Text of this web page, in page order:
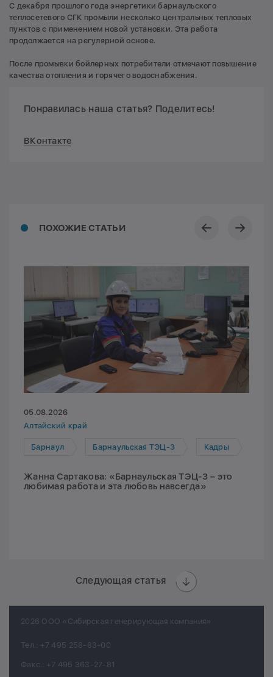
С декабря прошлого года энергетики барнаульского
теплосетевого СГК промыли несколько центральных тепловых
пунктов с применением новой установки. Эта работа
продолжается на регулярной основе.
После промывки бойлерных потребители отмечают повышение
качества отопления и горячего водоснабжения.
Понравилась наша статья? Поделитесь!
ВКонтакте
ПОХОЖИЕ СТАТЬИ
05.08.2026
Алтайский край
Барнаул Барнаульская ТЭЦ-3 Кадры
Жанна Сартакова: «Барнаульская ТЭЦ-3 – это
любимая работа и эта любовь навсегда»
Следующая статья
2026 ООО «Сибирская генерирующая компания»
Тел.: +7 495 258-83-00
Факс.: +7 495 363-27-81